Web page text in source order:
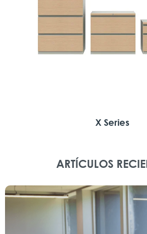
X Series
ARTÍCULOS